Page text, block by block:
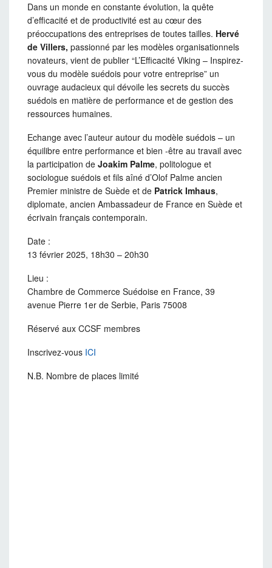
Dans un monde en constante évolution, la quête
d’efficacité et de productivité est au cœur des
préoccupations des entreprises de toutes tailles. Hervé
de Villers, passionné par les modèles organisationnels
novateurs, vient de publier “L’Efficacité Viking – Inspirez-
vous du modèle suédois pour votre entreprise” un
ouvrage audacieux qui dévoile les secrets du succès
suédois en matière de performance et de gestion des
ressources humaines.
Echange avec l’auteur autour du modèle suédois – un
équilibre entre performance et bien -être au travail avec
la participation de Joakim Palme, politologue et
sociologue suédois et fils aîné d’Olof Palme ancien
Premier ministre de Suède et de Patrick Imhaus,
diplomate, ancien Ambassadeur de France en Suède et
écrivain français contemporain.
Date :
13 février 2025, 18h30 – 20h30
Lieu :
Chambre de Commerce Suédoise en France, 39
avenue Pierre 1er de Serbie, Paris 75008
Réservé aux CCSF membres
Inscrivez-vous ICI
N.B. Nombre de places limité